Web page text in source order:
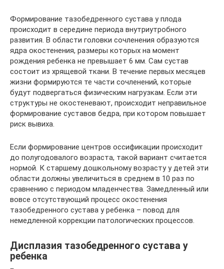
Формирование тазобедренного сустава у плода
происходит в середине периода внутриутробного
развития. В области головки сочленения образуются
ядра окостенения, размеры которых на момент
рождения ребенка не превышает 6 мм. Сам сустав
состоит из хрящевой ткани. В течение первых месяцев
жизни формируются те части сочленений, которые
будут подвергаться физическим нагрузкам. Если эти
структуры не окостеневают, происходит неправильное
формирование суставов бедра, при котором повышает
риск вывиха.
Если формирование центров оссификации происходит
до полугодовалого возраста, такой вариант считается
нормой. К старшему дошкольному возрасту у детей эти
области должны увеличиться в среднем в 10 раз по
сравнению с периодом младенчества. Замедленный или
вовсе отсутствующий процесс окостенения
тазобедренного сустава у ребенка – повод для
немедленной коррекции патологических процессов.
Дисплазия тазобедренного сустава у
ребенка